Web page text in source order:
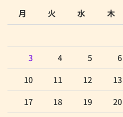
月
火 水 木
3
4 5 6
10
11 12 13
17
18 19 20